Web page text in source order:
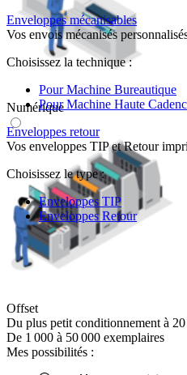
Enveloppes mécanisables
Vos envois mécanisés
Choisissez la technique :
Pour Machine Bureautique
Pour Machine Haute
Enveloppes retour
Vos enveloppes TIP et Retour
Choisissez le type :
Enveloppes TIP
Enveloppes Retour
Numérique
Offset
Du plus petit conditionnement à
De 1 000 à 50 000 exemplaires
Mes possibilités :